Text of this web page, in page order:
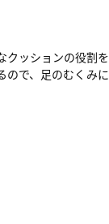
ッションの役割を
で、足のむくみに